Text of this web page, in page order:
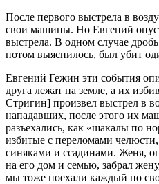
После первого выстрела в
свои машины. Но Евгений
выстрела. В одном случае
потом выяснилось, был убит
Евгений Гежин эти события
друга лежат на земле, а их
Стригин] произвел выстрел в
нападавших, после этого их
разъехались, как «шакалы по
избитые с переломами
синяками и ссадинами. Женя,
на его дом и семью, забрал
мы тоже поехали каждый по